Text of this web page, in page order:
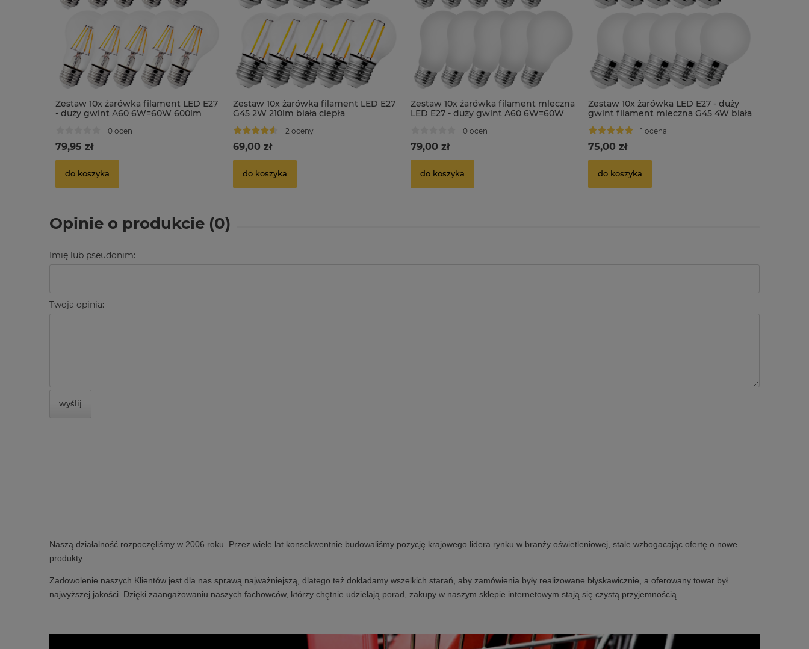
Zestaw 10x żarówka filament LED E27
- duży gwint A60 6W=60W 600lm
0 ocen
79,95 zł
do koszyka
Zestaw 10x żarówka filament LED E27
G45 2W 210lm biała ciepła
2 oceny
69,00 zł
do koszyka
Zestaw 10x żarówka filament mleczna
LED E27 - duży gwint A60 6W=60W
0 ocen
79,00 zł
do koszyka
Zestaw 10x żarówka LED E27 - duży
gwint filament mleczna G45 4W biała
1 ocena
75,00 zł
do koszyka
Opinie o produkcie (0)
Imię lub pseudonim:
Twoja opinia:
wyślij
Naszą działalność rozpoczęliśmy w 2006 roku. Przez wiele lat konsekwentnie budowaliśmy pozycję krajowego lidera rynku w branży oświetleniowej, stale wzbogacając ofertę o nowe
produkty.
Zadowolenie naszych Klientów jest dla nas sprawą najważniejszą, dlatego też dokładamy wszelkich starań, aby zamówienia były realizowane błyskawicznie, a oferowany towar był
najwyższej jakości. Dzięki zaangażowaniu naszych fachowców, którzy chętnie udzielają porad, zakupy w naszym sklepie internetowym stają się czystą przyjemnością.